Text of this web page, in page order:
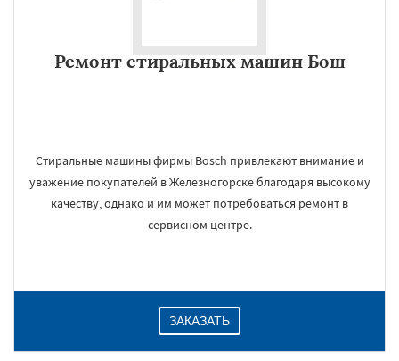
Ремонт стиральных машин Бош
Стиральные машины фирмы Bosch привлекают внимание и
уважение покупателей в Железногорске благодаря высокому
качеству, однако и им может потребоваться ремонт в
сервисном центре.
ЗАКАЗАТЬ